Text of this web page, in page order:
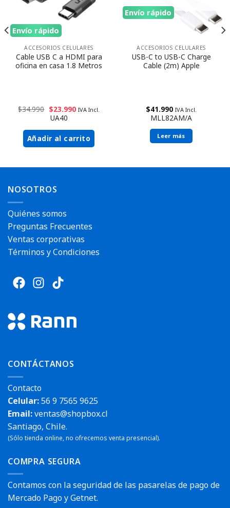
Envío rápido
ACCESORIOS CELULARES
Cable USB C a HDMI para
oficina en casa 1.8 Metros
$34.990 $23.990 IVA Incl.
UA40
Añadir al carrito
Envío rápido
ACCESORIOS CELULARES
USB-C to USB-C Charge
Cable (2m) Apple
$41.990 IVA Incl.
MLL82AM/A
Leer más
NOSOTROS
Quiénes somos
Preguntas Frecuentes
Ventas corporativas
Términos y Condiciones
CONTÁCTANOS
Contacto
Celular:56 9 7565 9625
Email:ventas@shopbox.cl
Santiago, Chile.
(Sólo tienda online, no ofrecemos venta presencial).
COMPRA SEGURA
Contamos con la seguridad de las pasarelas de pago de
Mercado Pago y Getnet.